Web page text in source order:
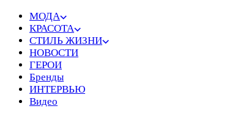
МОДА
КРАСОТА
СТИЛЬ ЖИЗНИ
НОВОСТИ
ГЕРОИ
Бренды
ИНТЕРВЬЮ
Видео